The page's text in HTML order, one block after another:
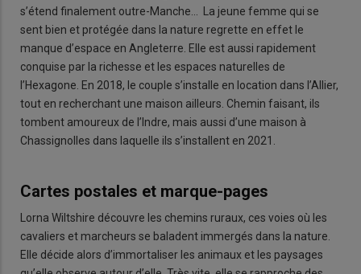
s’étend finalement outre-Manche... La jeune femme qui se
sent bien et protégée dans la nature regrette en effet le
manque d’espace en Angleterre. Elle est aussi rapidement
conquise par la richesse et les espaces naturelles de
l’Hexagone. En 2018, le couple s’installe en location dans l’Allier,
tout en recherchant une maison ailleurs. Chemin faisant, ils
tombent amoureux de l’Indre, mais aussi d’une maison à
Chassignolles dans laquelle ils s’installent en 2021.
Cartes postales et marque-pages
Lorna Wiltshire découvre les chemins ruraux, ces voies où les
cavaliers et marcheurs se baladent immergés dans la nature.
Elle décide alors d’immortaliser les animaux et les paysages